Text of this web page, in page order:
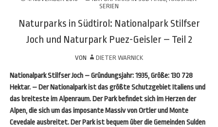
SERIEN
Naturparks in Südtirol: Nationalpark Stilfser
Joch und Naturpark Puez-Geisler – Teil 2
VON DIETER WARNICK
Nationalpark Stilfser Joch – Gründungsjahr: 1935, Größe: 130 728
Hektar. – Der Nationalpark ist das größte Schutzgebiet Italiens und
das breiteste im Alpenraum. Der Park befindet sich im Herzen der
Alpen, die sich um das imposante Massiv von Ortler und Monte
Cevedale ausbreitet. Der Park ist bequem über die Gemeinden Sulden